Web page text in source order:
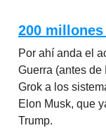
200
Por ahí anda el
Guerra (antes de
Grok a los
Elon Musk, que
Trump.